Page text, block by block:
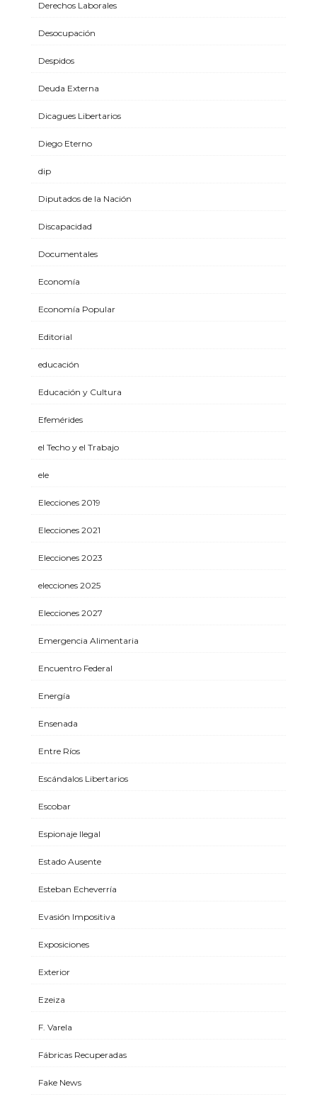
Derechos Laborales
Desocupación
Despidos
Deuda Externa
Dicagues Libertarios
Diego Eterno
dip
Diputados de la Nación
Discapacidad
Documentales
Economía
Economía Popular
Editorial
educación
Educación y Cultura
Efemérides
el Techo y el Trabajo
ele
Elecciones 2019
Elecciones 2021
Elecciones 2023
elecciones 2025
Elecciones 2027
Emergencia Alimentaria
Encuentro Federal
Energía
Ensenada
Entre Ríos
Escándalos Libertarios
Escobar
Espionaje Ilegal
Estado Ausente
Esteban Echeverría
Evasión Impositiva
Exposiciones
Exterior
Ezeiza
F. Varela
Fábricas Recuperadas
Fake News